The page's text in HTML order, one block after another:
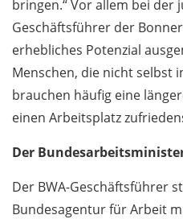
bringen.“ Vor allem bei
Geschäftsführer der
erhebliches Potenzial
Menschen, die nicht selbst
brauchen häufig eine
einen Arbeitsplatz
Der
Der BWA-Geschäftsführer
Bundesagentur für Arbeit